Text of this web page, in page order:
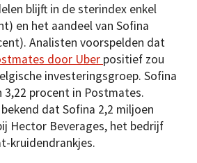
blijft in de sterindex enkel
en het aandeel van Sofina
Analisten voorspelden dat
door Uber positief zou
investeringsgroep. Sofina
3,22 procent in Postmates.
dat Sofina 2,2 miljoen
Hector Beverages, het bedrijf
kruidendrankjes.